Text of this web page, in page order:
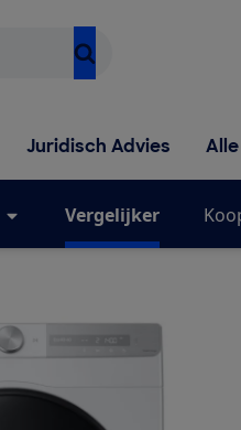
Juridisch Advies
Vergelijker